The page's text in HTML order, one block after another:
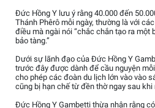
Đức Hồng Y lưu ý rằng 40.000 đến
Thánh Phêrô mỗi ngày, thường là với
điều mà ngài nói “chắc chắn tạo ra một
bảo tàng.”
Dưới sự lãnh đạo của Đức Hồng Y
trước đây được dành để cầu nguyện
cho phép các đoàn du lịch lớn vào vào
cũng bị hạn chế từ đền thờ ngay sau khi
Đức Hồng Y Gambetti thừa nhận rằng